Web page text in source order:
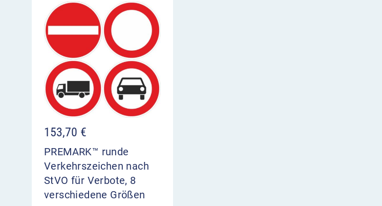
153,70 €
PREMARK™ runde
Verkehrszeichen nach
StVO für Verbote, 8
verschiedene Größen